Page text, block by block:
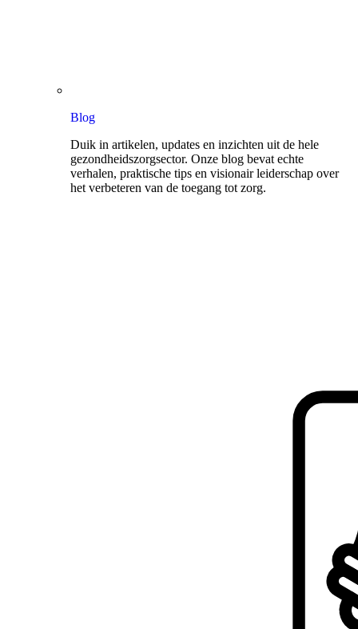
Blog
Duik in artikelen, updates en inzichten uit de hele
gezondheidszorgsector. Onze blog bevat echte
verhalen, praktische tips en visionair leiderschap over
het verbeteren van de toegang tot zorg.